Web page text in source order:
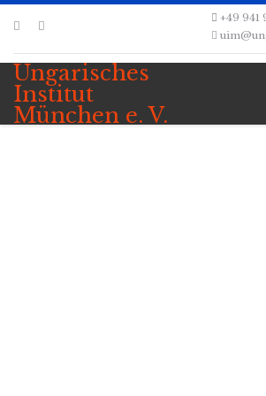
+49 941
Ungarisches
Institut
München e. V.